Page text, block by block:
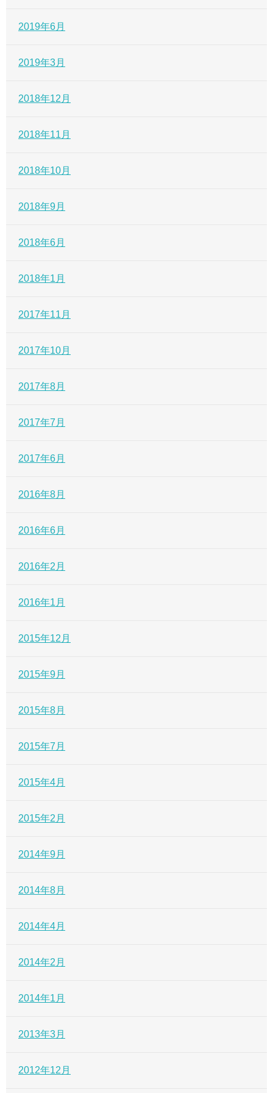
2019年6月
2019年3月
2018年12月
2018年11月
2018年10月
2018年9月
2018年6月
2018年1月
2017年11月
2017年10月
2017年8月
2017年7月
2017年6月
2016年8月
2016年6月
2016年2月
2016年1月
2015年12月
2015年9月
2015年8月
2015年7月
2015年4月
2015年2月
2014年9月
2014年8月
2014年4月
2014年2月
2014年1月
2013年3月
2012年12月